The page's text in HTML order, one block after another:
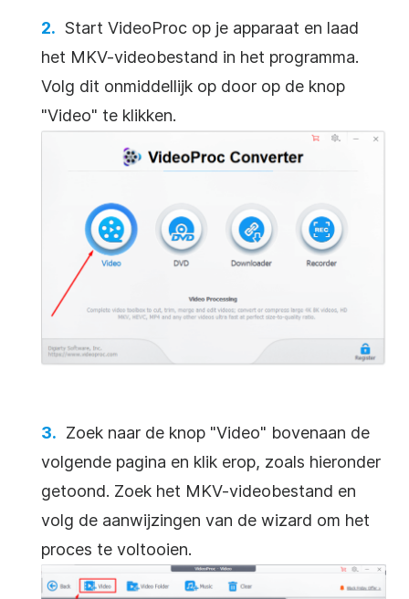
Start VideoProc op je apparaat en laad
het MKV-videobestand in het programma.
Volg dit onmiddellijk op door op de knop
"Video" te klikken.
Zoek naar de knop "Video" bovenaan de
volgende pagina en klik erop, zoals hieronder
getoond. Zoek het MKV-videobestand en
volg de aanwijzingen van de wizard om het
proces te voltooien.